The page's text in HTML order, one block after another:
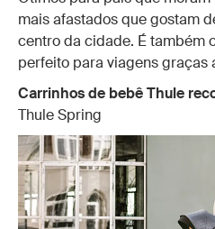
mais afastados que gostam
centro da cidade. É também
perfeito para viagens graças
Carrinhos de bebê Thule
Thule Spring